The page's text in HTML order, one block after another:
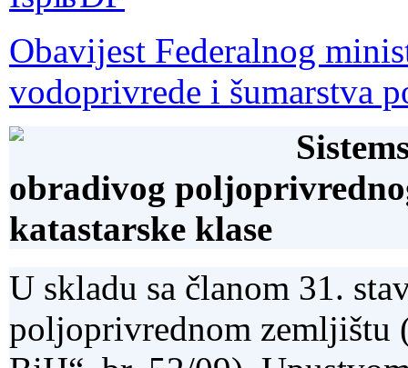
Obavijest Federalnog
vodoprivrede i šumarstva
obradivog
katastarske klase
U skladu sa članom 31.
poljoprivrednom zemljištu